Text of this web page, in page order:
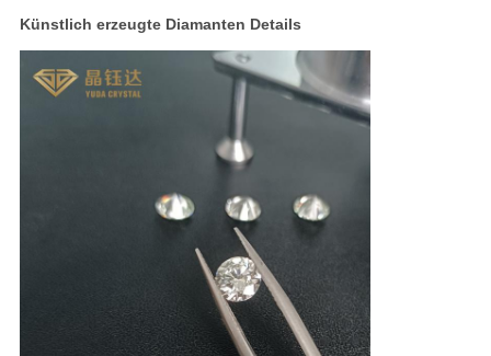
Künstlich erzeugte Diamanten Details